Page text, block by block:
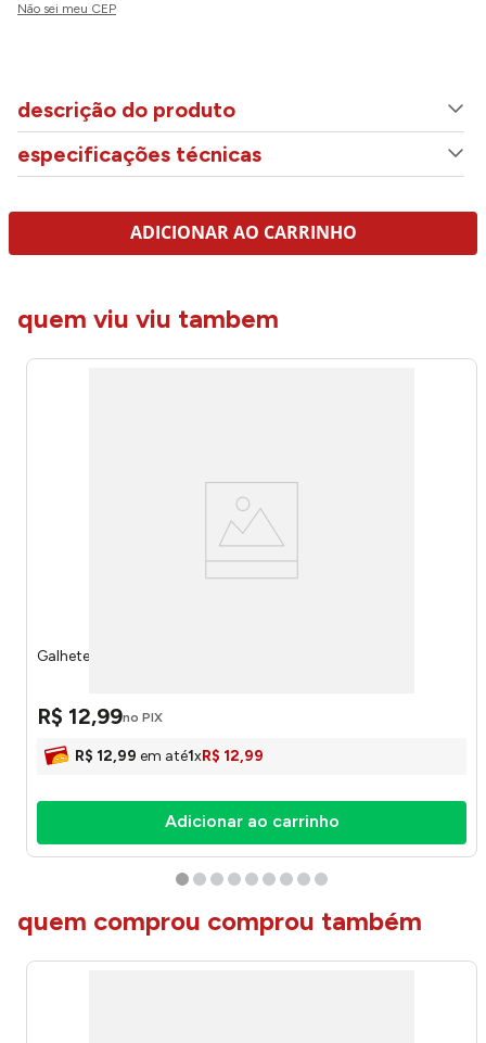
Não sei meu CEP
descrição do produto
especificações técnicas
ADICIONAR AO CARRINHO
quem viu viu tambem
Galheteiro Spray 100ml 5554 - Be10
R$ 12,99no PIX
R$ 12,99 em até1xR$ 12,99
Adicionar ao carrinho
quem comprou comprou também